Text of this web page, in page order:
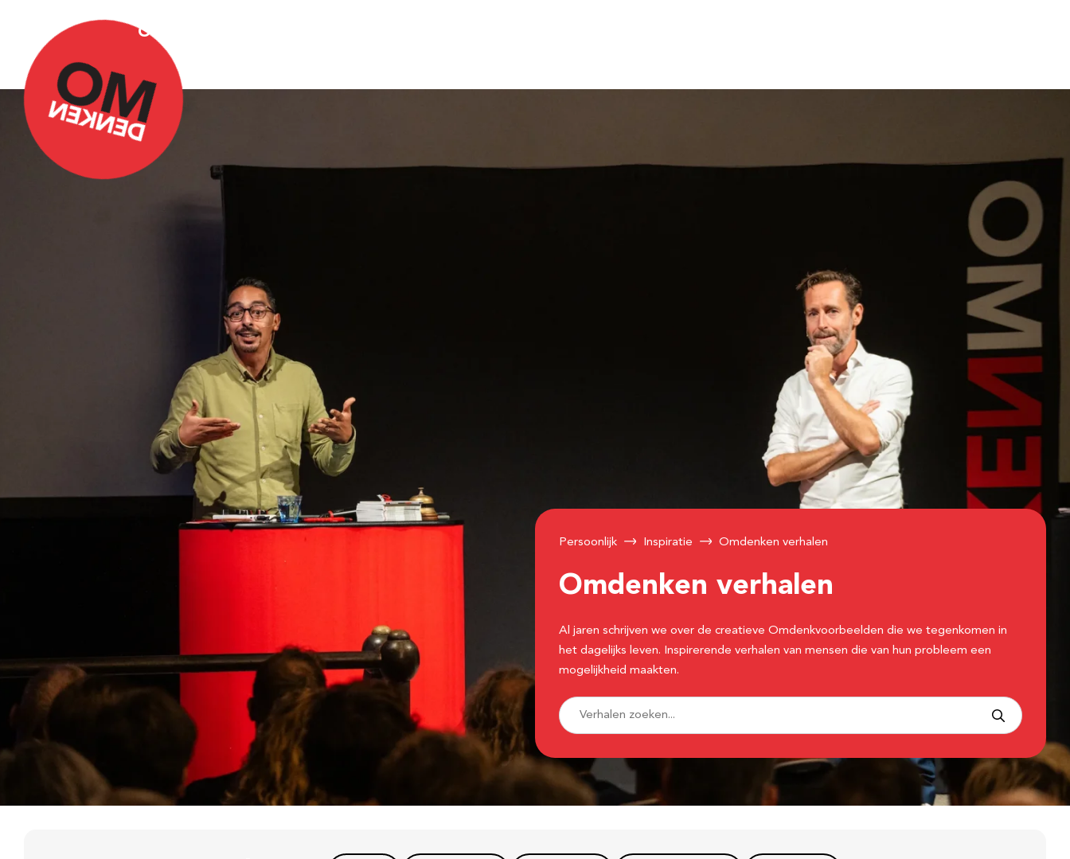
Over Omdenken
Persoonlijk Inspiratie Omdenken verhalen
Omdenken verhalen
Al jaren schrijven we over de creatieve Omdenkvoorbeelden die we tegenkomen in
het dagelijks leven. Inspirerende verhalen van mensen die van hun probleem een
mogelijkheid maakten.